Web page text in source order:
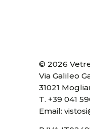
© 2026
Via Galileo
31021
T. +39 041
Email: